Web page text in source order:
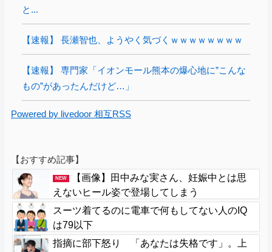
と...
【速報】 長瀬智也、ようやく気づくｗｗｗｗｗｗｗｗ
【速報】 専門家「イオンモール熊本の爆心地に”こんな
もの”があったんだけど…」
Powered by livedoor 相互RSS
【おすすめ記事】
NEW
【画像】田中みな実さん、妊娠中とは思
えないヒール姿で登場してしまう
スーツ着てるのに電車で何もしてない人のIQ
は79以下
指摘に部下怒り 「あなたは失格です」。上